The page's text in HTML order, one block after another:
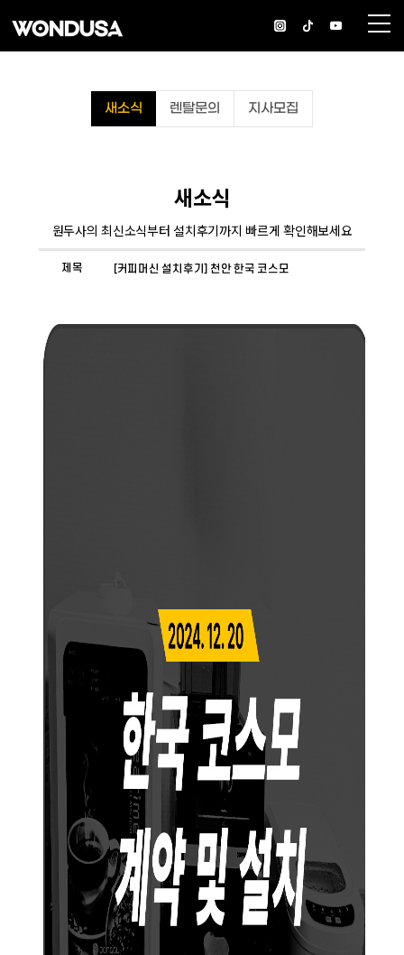
새소식 렌탈문의 지사모집
새소식
원두사의 최신소식부터 설치후기까지 빠르게 확인해보세요
제목 [커피머신 설치후기] 천안 한국 코스모